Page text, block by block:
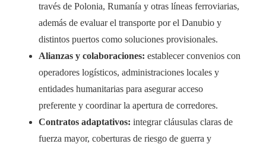
través de Polonia, Rumanía y otras líneas ferroviarias,
además de evaluar el transporte por el Danubio y
distintos puertos como soluciones provisionales.
Alianzas y colaboraciones: establecer convenios con
operadores logísticos, administraciones locales y
entidades humanitarias para asegurar acceso
preferente y coordinar la apertura de corredores.
Contratos adaptativos: integrar cláusulas claras de
fuerza mayor, coberturas de riesgo de guerra y